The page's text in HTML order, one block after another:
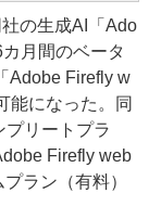
の生成AI「Ado
月間のベータ
Adobe Firefly w
能になった。同
プリートプラ
Firefly web
ラン（有料）